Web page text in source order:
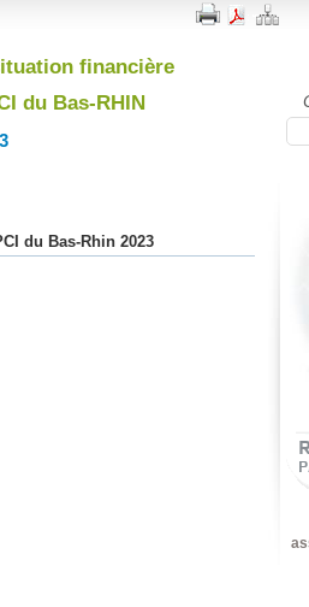
financière
du Bas-RHIN
du Bas-Rhin 2023